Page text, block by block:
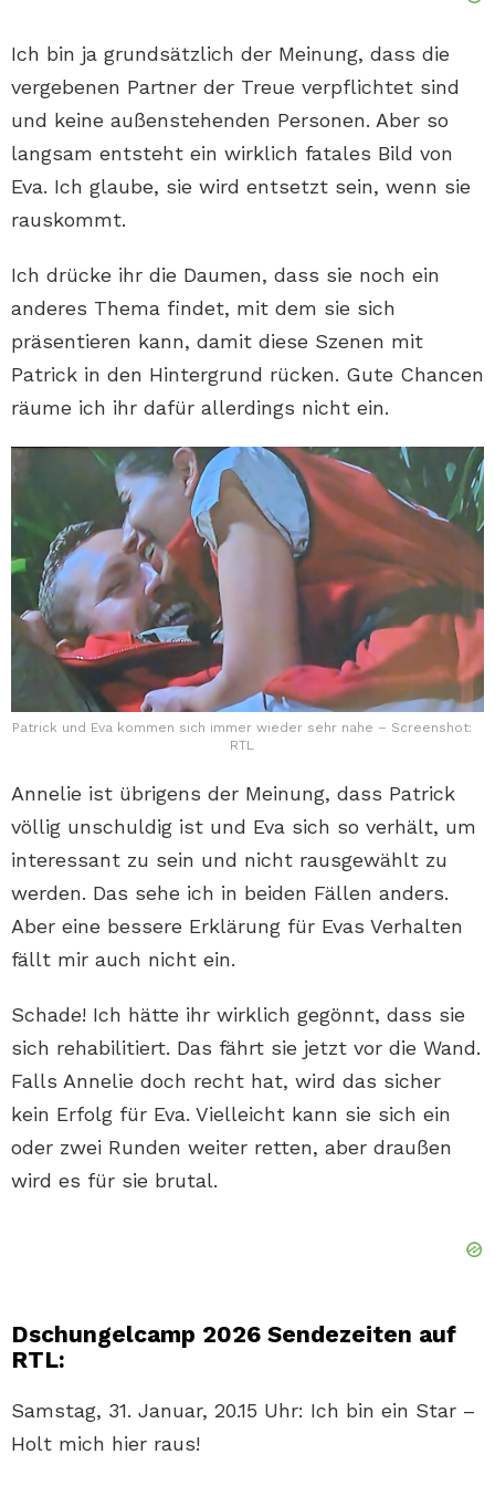
Ich bin ja grundsätzlich der Meinung, dass die
vergebenen Partner der Treue verpflichtet sind
und keine außenstehenden Personen. Aber so
langsam entsteht ein wirklich fatales Bild von
Eva. Ich glaube, sie wird entsetzt sein, wenn sie
rauskommt.
Ich drücke ihr die Daumen, dass sie noch ein
anderes Thema findet, mit dem sie sich
präsentieren kann, damit diese Szenen mit
Patrick in den Hintergrund rücken. Gute Chancen
räume ich ihr dafür allerdings nicht ein.
Patrick und Eva kommen sich immer wieder sehr nahe – Screenshot:
RTL
Annelie ist übrigens der Meinung, dass Patrick
völlig unschuldig ist und Eva sich so verhält, um
interessant zu sein und nicht rausgewählt zu
werden. Das sehe ich in beiden Fällen anders.
Aber eine bessere Erklärung für Evas Verhalten
fällt mir auch nicht ein.
Schade! Ich hätte ihr wirklich gegönnt, dass sie
sich rehabilitiert. Das fährt sie jetzt vor die Wand.
Falls Annelie doch recht hat, wird das sicher
kein Erfolg für Eva. Vielleicht kann sie sich ein
oder zwei Runden weiter retten, aber draußen
wird es für sie brutal.
Dschungelcamp 2026 Sendezeiten auf
RTL:
Samstag, 31. Januar, 20.15 Uhr: Ich bin ein Star –
Holt mich hier raus!